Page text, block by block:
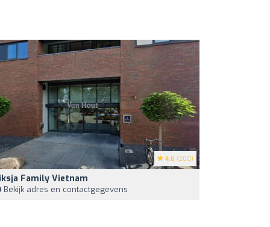
4.6 (200)
Family Vietnam
Bekijk adres en contactgegevens